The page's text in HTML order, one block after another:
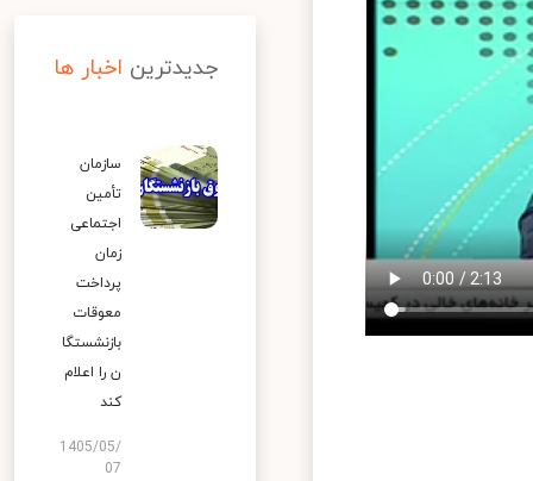
جدیدترین اخبار ها
سازمان
تأمین
اجتماعی
زمان
پرداخت
معوقات
بازنشستگا
ن را اعلام
کند
1405/05/
07